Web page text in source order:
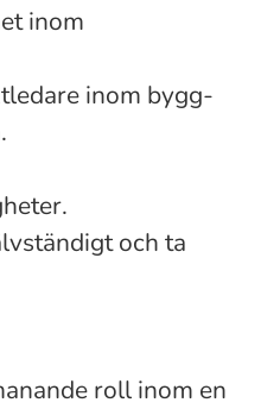
inom
inom bygg-
och ta
roll inom en